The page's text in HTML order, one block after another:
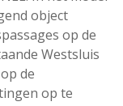
object
op de
Westsluis
de
op te